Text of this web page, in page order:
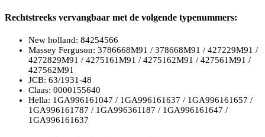
Rechtstreeks vervangbaar met de volgende typenummers:
New holland: 84254566
Massey Ferguson: 3786668M91 / 378668M91 / 427229M91 /
4272829M91 / 4275161M91 / 4275162M91 / 427561M91 /
427562M91
JCB: 63/1931-48
Claas: 0000155640
Hella: 1GA996161047 / 1GA996161637 / 1GA996161657 /
1GA996161787 / 1GA996361187 / 1GA996161647 /
1GA996161637